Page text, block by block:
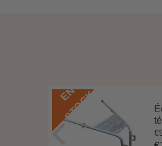
E
N
S
T
O
C
K